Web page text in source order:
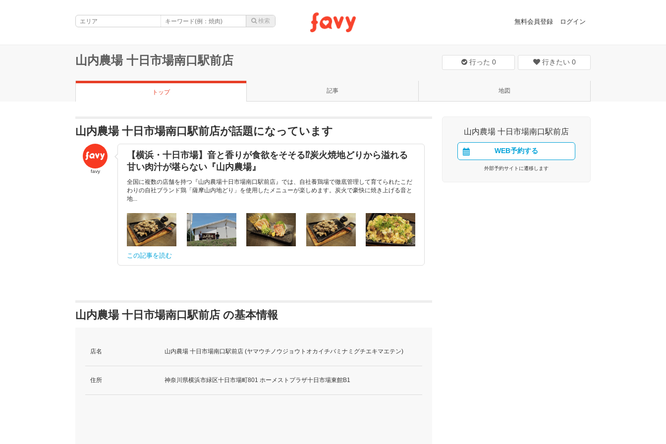
無料会員登録 ログイン
山内農場 十日市場南口駅前店 行った 0 行きたい 0
トップ 記事 地図
山内農場 十日市場南口駅前店が話題になっています
favy
【横浜・十日市場】音と香りが食欲をそそる⁉︎炭火焼地どりから溢れる
甘い肉汁が堪らない『山内農場』
全国に複数の店舗を持つ『山内農場十日市場南口駅前店』では、自社養鶏場で徹底管理して育てられたこだ
わりの自社ブランド鶏「薩摩山内地どり」を使用したメニューが楽しめます。炭火で豪快に焼き上げる音と
地...
この記事を読む
山内農場 十日市場南口駅前店 の基本情報
店名 山内農場 十日市場南口駅前店 (ヤマウチノウジョウトオカイチバミナミグチエキマエテン)
住所 神奈川県横浜市緑区十日市場町801 ホーメストプラザ十日市場東館B1
山内農場 十日市場南口駅前店
WEB予約する
外部予約サイトに遷移します